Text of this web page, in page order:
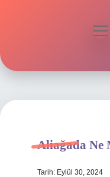
Hakkımızda
Aliağada Ne
Tarih: Eylül 30, 2024